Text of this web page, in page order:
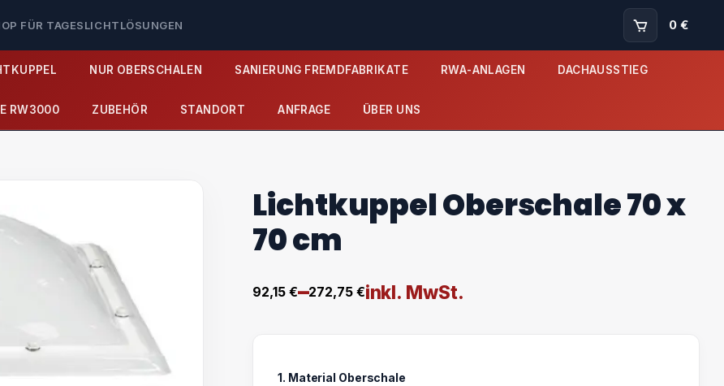
FÜR TAGESLICHTLÖSUNGEN 0 €
NUR OBERSCHALEN SANIERUNG FREMDFABRIKATE RWA-ANLAGEN DACHAUSSTIEG
RW3000 ZUBEHÖR STANDORT ANFRAGE ÜBER UNS
Lichtkuppel Oberschale 70 x
70 cm
92,15 €–272,75 €
Preisspanne:
bis
inkl. MwSt.
1. Material Oberschale